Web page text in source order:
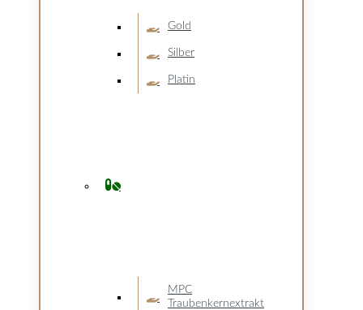
Gold
Silber
Platin
MPC
Traubenkernextrakt